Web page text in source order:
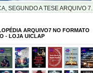
SEGUNDO A TESE ARQUIVO 7.
ARQUIVO7 NO FORMATO
- LOJA UICLAP